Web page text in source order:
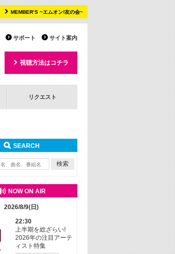
MEMBER’S ~エムオン!友の会~
サイト案内
サポート
視聴方法はコチラ
リクエスト
SEARCH
NOW ON AIR
2026/8/9(日)
22:30
上半期を総ざらい!
2026年の注目アーテ
ィスト特集